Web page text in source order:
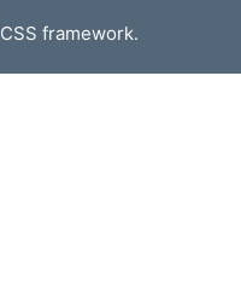
CSS framework.